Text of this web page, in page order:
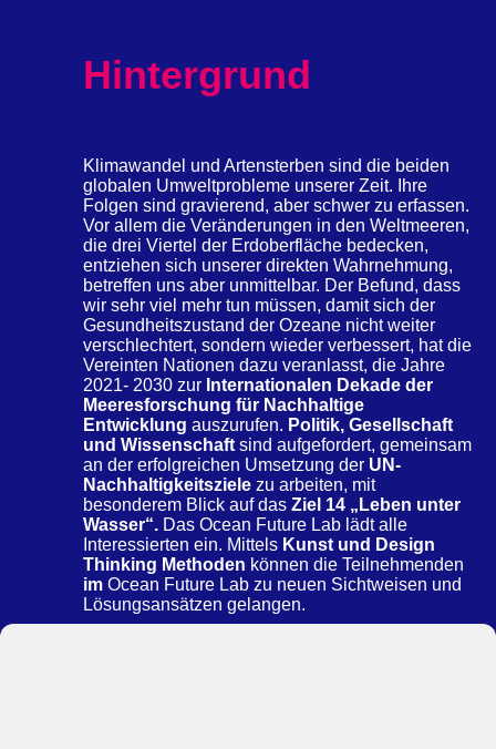
Hintergrund
Klimawandel und Artensterben sind die beiden
globalen Umweltprobleme unserer Zeit. Ihre
Folgen sind gravierend, aber schwer zu erfassen.
Vor allem die Veränderungen in den Weltmeeren,
die drei Viertel der Erdoberfläche bedecken,
entziehen sich unserer direkten Wahrnehmung,
betreffen uns aber unmittelbar. Der Befund, dass
wir sehr viel mehr tun müssen, damit sich der
Gesundheitszustand der Ozeane nicht weiter
verschlechtert, sondern wieder verbessert, hat die
Vereinten Nationen dazu veranlasst, die Jahre
2021- 2030 zur Internationalen Dekade der
Meeresforschung für Nachhaltige
Entwicklung auszurufen. Politik, Gesellschaft
und Wissenschaft sind aufgefordert, gemeinsam
an der erfolgreichen Umsetzung der UN-
Nachhaltigkeitsziele zu arbeiten, mit
besonderem Blick auf dasZiel 14 „Leben unter
Wasser“. Das Ocean Future Lab lädt alle
Interessierten ein. Mittels Kunst und Design
Thinking Methoden können die Teilnehmenden
im Ocean Future Lab zu neuen Sichtweisen und
Lösungsansätzen gelangen.